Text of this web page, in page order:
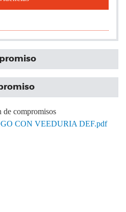
de compromisos
CON VEEDURIA DEF.pdf